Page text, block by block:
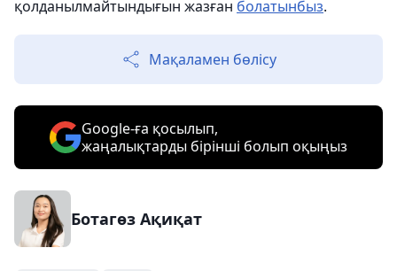
қолданылмайтындығын жазған болатынбыз.
Мақаламен бөлісу
Google-ға қосылып,
жаңалықтарды бірінші болып оқыңыз
Ботагөз Ақиқат